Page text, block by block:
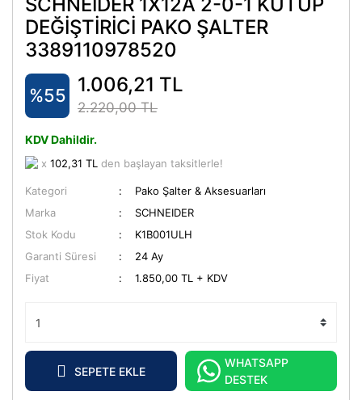
DEĞİŞTİRİCİ PAKO ŞALTER
3389110978520
%55 1.006,21 TL
2.220,00 TL
KDV Dahildir.
x 102,31 TL den başlayan taksitlerle!
Kategori
Pako Şalter & Aksesuarları
Marka
SCHNEIDER
Stok Kodu
K1B001ULH
Garanti Süresi
24 Ay
Fiyat
1.850,00 TL + KDV
SEPETE EKLE
WHATSAPP
DESTEK